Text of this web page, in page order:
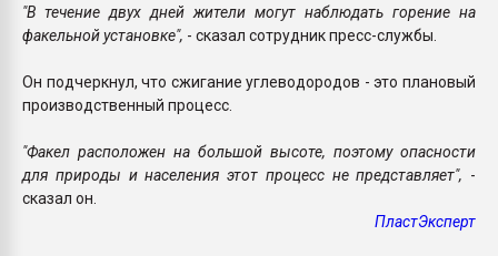
"В течение двух дней жители могут наблюдать горение на
факельной установке", - сказал сотрудник пресс-службы.
Он подчеркнул, что сжигание углеводородов - это плановый
производственный процесс.
"Факел расположен на большой высоте, поэтому опасности
для природы и населения этот процесс не представляет", -
сказал он.
ПластЭксперт